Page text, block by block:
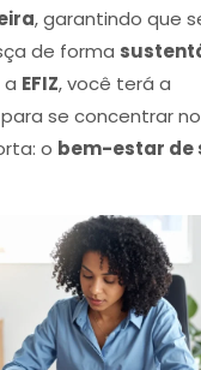
, garantindo que
de forma
a EFIZ, você terá a
para se concentrar
o bem-estar de